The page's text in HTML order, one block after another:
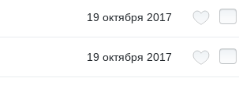
19 октября 2017
19 октября 2017